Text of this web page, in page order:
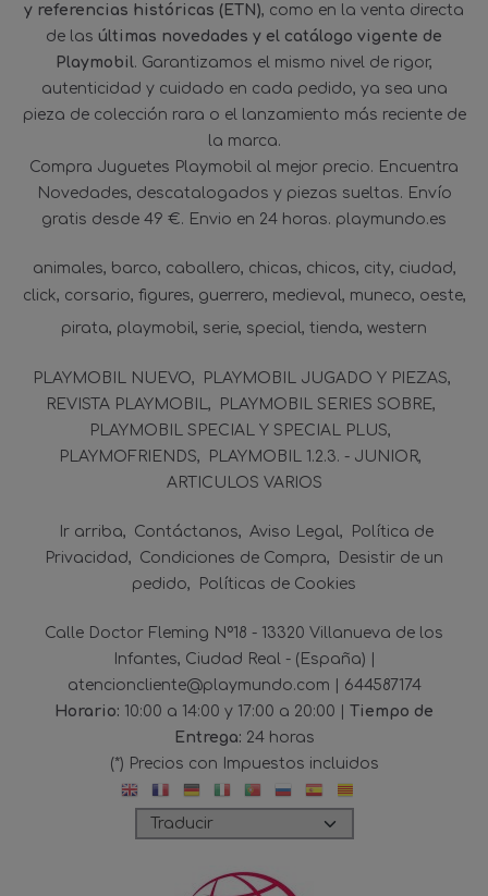
y referencias históricas (ETN), como en la venta directa
de las últimas novedades y el catálogo vigente de
Playmobil. Garantizamos el mismo nivel de rigor,
autenticidad y cuidado en cada pedido, ya sea una
pieza de colección rara o el lanzamiento más reciente de
la marca.
Compra Juguetes Playmobil al mejor precio. Encuentra
Novedades, descatalogados y piezas sueltas. Envío
gratis desde 49 €. Envio en 24 horas. playmundo.es
animales barco caballero chicas chicos city ciudad
click corsario figures guerrero medieval muneco oeste
pirata playmobil serie special tienda western
PLAYMOBIL NUEVO
PLAYMOBIL JUGADO Y PIEZAS
REVISTA PLAYMOBIL
PLAYMOBIL SERIES SOBRE
PLAYMOBIL SPECIAL Y SPECIAL PLUS
PLAYMOFRIENDS
PLAYMOBIL 1.2.3. - JUNIOR
ARTICULOS VARIOS
Ir arriba Contáctanos Aviso Legal
Política de
Privacidad
Condiciones de Compra
Desistir de un
pedido
Políticas de Cookies
Calle Doctor Fleming Nº18 - 13320 Villanueva de los
Infantes, Ciudad Real - (España) |
atencioncliente@playmundo.com | 644587174
Horario: 10:00 a 14:00 y 17:00 a 20:00 | Tiempo de
Entrega: 24 horas
(*) Precios con Impuestos incluidos